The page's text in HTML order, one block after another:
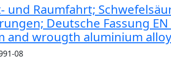
und Raumfahrt;
Deutsche Fassung
and wrougth aluminium
08